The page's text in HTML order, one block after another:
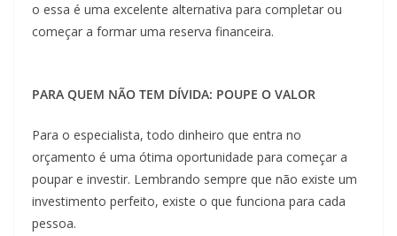
o essa é uma excelente alternativa para completar ou
começar a formar uma reserva financeira.
PARA QUEM NÃO TEM DÍVIDA: POUPE O VALOR
Para o especialista, todo dinheiro que entra no
orçamento é uma ótima oportunidade para começar a
poupar e investir. Lembrando sempre que não existe um
investimento perfeito, existe o que funciona para cada
pessoa.